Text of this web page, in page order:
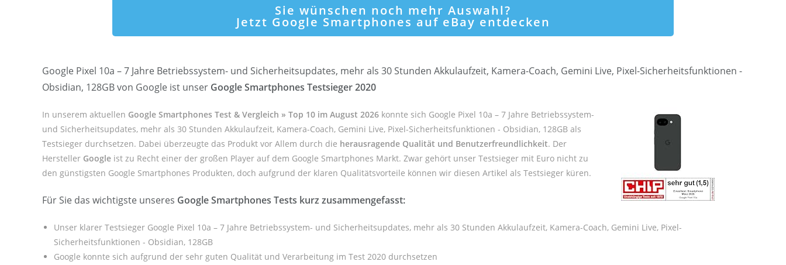
Sie wünschen noch mehr Auswahl?
Jetzt Google Smartphones auf eBay entdecken
Google Pixel 10a – 7 Jahre Betriebssystem- und Sicherheitsupdates, mehr als 30 Stunden Akkulaufzeit, Kamera-Coach, Gemini Live, Pixel-Sicherheitsfunktionen -
Obsidian, 128GB von Google ist unser Google Smartphones Testsieger 2020
In unserem aktuellen Google Smartphones Test & Vergleich » Top 10 im August 2026 konnte sich Google Pixel 10a – 7 Jahre Betriebssystem-
und Sicherheitsupdates, mehr als 30 Stunden Akkulaufzeit, Kamera-Coach, Gemini Live, Pixel-Sicherheitsfunktionen - Obsidian, 128GB als
Testsieger durchsetzen. Dabei überzeugte das Produkt vor Allem durch die herausragende Qualität und Benutzerfreundlichkeit. Der
Hersteller Google ist zu Recht einer der großen Player auf dem Google Smartphones Markt. Zwar gehört unser Testsieger mit Euro nicht zu
den günstigsten Google Smartphones Produkten, doch aufgrund der klaren Qualitätsvorteile können wir diesen Artikel als Testsieger küren.
Für Sie das wichtigste unseres Google Smartphones Tests kurz zusammengefasst:
Unser klarer Testsieger Google Pixel 10a – 7 Jahre Betriebssystem- und Sicherheitsupdates, mehr als 30 Stunden Akkulaufzeit, Kamera-Coach, Gemini Live, Pixel-
Sicherheitsfunktionen - Obsidian, 128GB
Google konnte sich aufgrund der sehr guten Qualität und Verarbeitung im Test 2020 durchsetzen